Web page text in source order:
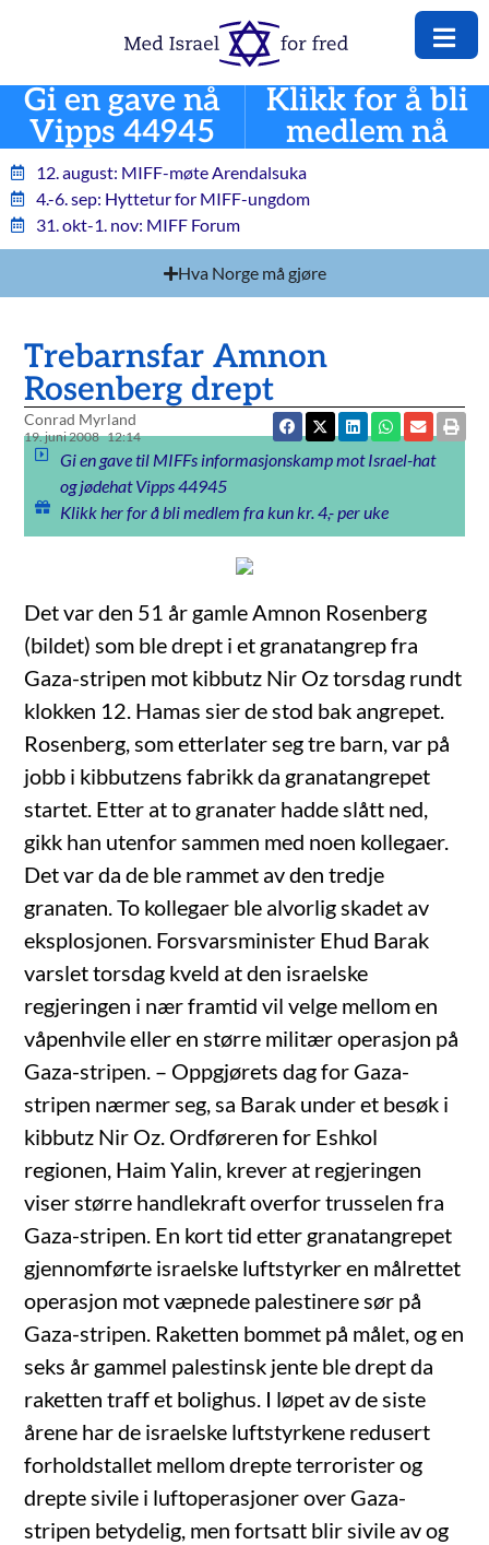
Gi en gave nå
Vipps 44945
Klikk for å bli
medlem nå
12. august: MIFF-møte Arendalsuka
4.-6. sep: Hyttetur for MIFF-ungdom
31. okt-1. nov: MIFF Forum
Hva Norge må gjøre
Trebarnsfar Amnon
Rosenberg drept
Conrad Myrland
19. juni 2008 12:14
Gi en gave til MIFFs informasjonskamp mot Israel-hat
og jødehat Vipps 44945
Klikk her for å bli medlem fra kun kr. 4,- per uke
Det var den 51 år gamle Amnon Rosenberg
(bildet) som ble drept i et granatangrep fra
Gaza-stripen mot kibbutz Nir Oz torsdag rundt
klokken 12. Hamas sier de stod bak angrepet.
Rosenberg, som etterlater seg tre barn, var på
jobb i kibbutzens fabrikk da granatangrepet
startet. Etter at to granater hadde slått ned,
gikk han utenfor sammen med noen kollegaer.
Det var da de ble rammet av den tredje
granaten. To kollegaer ble alvorlig skadet av
eksplosjonen. Forsvarsminister Ehud Barak
varslet torsdag kveld at den israelske
regjeringen i nær framtid vil velge mellom en
våpenhvile eller en større militær operasjon på
Gaza-stripen. – Oppgjørets dag for Gaza-
stripen nærmer seg, sa Barak under et besøk i
kibbutz Nir Oz. Ordføreren for Eshkol
regionen, Haim Yalin, krever at regjeringen
viser større handlekraft overfor trusselen fra
Gaza-stripen. En kort tid etter granatangrepet
gjennomførte israelske luftstyrker en målrettet
operasjon mot væpnede palestinere sør på
Gaza-stripen. Raketten bommet på målet, og en
seks år gammel palestinsk jente ble drept da
raketten traff et bolighus. I løpet av de siste
årene har de israelske luftstyrkene redusert
forholdstallet mellom drepte terrorister og
drepte sivile i luftoperasjoner over Gaza-
stripen betydelig, men fortsatt blir sivile av og